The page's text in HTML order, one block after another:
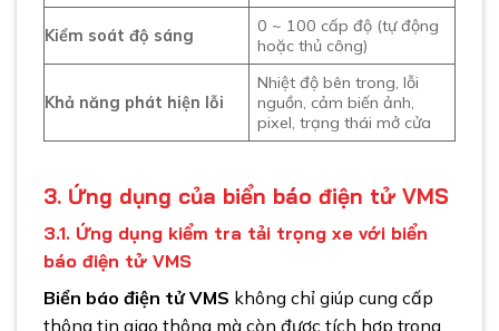
Kiểm soát độ sáng
0 ~ 100 cấp độ (tự động
hoặc thủ công)
Khả năng phát hiện lỗi
Nhiệt độ bên trong, lỗi
nguồn, cảm biến ảnh,
pixel, trạng thái mở cửa
3. Ứng dụng của biển báo điện tử VMS
3.1. Ứng dụng kiểm tra tải trọng xe với biển
báo điện tử VMS
Biển báo điện tử VMS không chỉ giúp cung cấp
thông tin giao thông mà còn được tích hợp trong